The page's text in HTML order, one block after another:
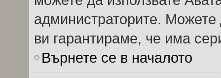
администраторите. Можете
ви гарантираме, че има
Върнете се в началото